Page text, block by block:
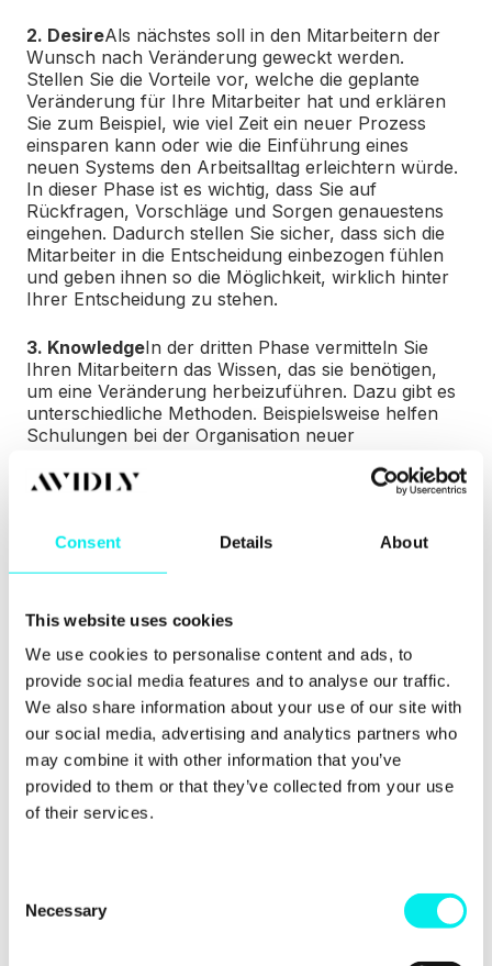
Consent Details About
This website uses cookies
We use cookies to personalise content and ads, to
provide social media features and to analyse our traffic.
We also share information about your use of our site with
our social media, advertising and analytics partners who
may combine it with other information that you’ve
provided to them or that they’ve collected from your use
of their services.
Necessary
2. DesireAls nächstes soll in den Mitarbeitern der
Wunsch nach Veränderung geweckt werden.
Stellen Sie die Vorteile vor, welche die geplante
Veränderung für Ihre Mitarbeiter hat und erklären
Sie zum Beispiel, wie viel Zeit ein neuer Prozess
einsparen kann oder wie die Einführung eines
neuen Systems den Arbeitsalltag erleichtern würde.
In dieser Phase ist es wichtig, dass Sie auf
Rückfragen, Vorschläge und Sorgen genauestens
eingehen. Dadurch stellen Sie sicher, dass sich die
Mitarbeiter in die Entscheidung einbezogen fühlen
und geben ihnen so die Möglichkeit, wirklich hinter
Ihrer Entscheidung zu stehen.
3. KnowledgeIn der dritten Phase vermitteln Sie
Ihren Mitarbeitern das Wissen, das sie benötigen,
um eine Veränderung herbeizuführen. Dazu gibt es
unterschiedliche Methoden. Beispielsweise helfen
Schulungen bei der Organisation neuer
strukturiert und geduldig an ein neues System
können beispielsweise neue
es etliche weitere Möglichkeiten, die beim
Teambuilding helfen.
4. AbilityNun folgt das Trainieren der Fähigkeiten,
benötigt werden. Dazu muss das neu erlangte
Wissen entsprechend umgesetzt werden, damit der
Change-Prozess aktiv vorangetrieben wird. Wenn
nötig, können Sie hierbei noch weitere wichtige
Rollen, Strukturen und Prozesse erschaffen.
5. Reinforcement In der letzten Phase sollten dann
bereits die ersten Erfolge sichtbar werden. Um das